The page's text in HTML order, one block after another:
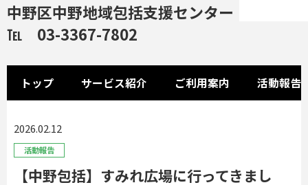
中野区中野地域包括支援センター
℡ 03-3367-7802
トップ サービス紹介 ご利用案内 活動報告
2026.02.12
活動報告
【中野包括】すみれ広場に行ってきまし